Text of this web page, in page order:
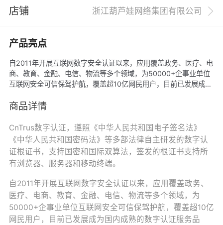
店铺 浙江葫芦娃网络集团有限公司
产品亮点
自2011年开展互联网数字安全认证以来，应用覆盖政务、医疗、电
商、教育、金融、电信、物流等多个领域，为50000+企事业单位
互联网安全可信保驾护航，覆盖超10亿网民用户，目前已发展成为
业。 CnTrus数字认证中心的运营及技术支持单位为浙江葫芦娃数
业，通过公安部国家信息安全等级保护三级测评，获准国际
ISO27001信息安全管理体系认证。
商品详情
CnTrus数字认证，遵照《中华人民共和国电子签名法》
《中华人民共和国密码法》等多部法律自主研发的数字认
证根证书，支持国密和国际双算法，签发的根证书支持所
有浏览器、服务器和移动终端。
自2011年开展互联网数字安全认证以来，应用覆盖政务、
医疗、电商、教育、金融、电信、物流等多个领域，为
50000+企事业单位互联网安全可信保驾护航，覆盖超10亿
网民用户，目前已发展成为国内成熟的数字认证服务品